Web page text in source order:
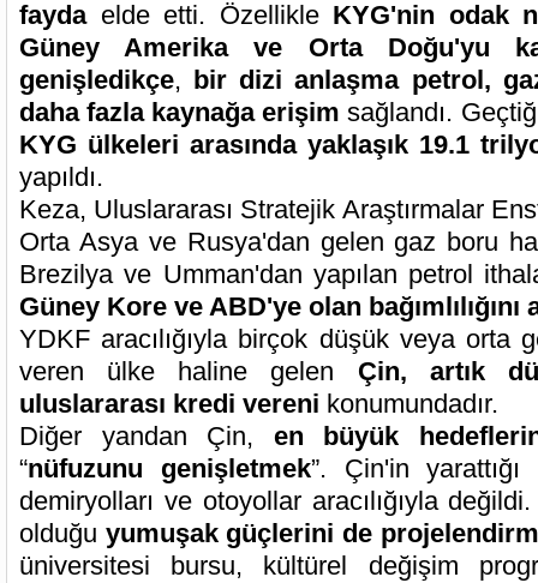
faydaelde etti. Özellikle KYG'nin odak
Güney Amerika ve Orta Doğu'yu
genişledikçe, bir dizi anlaşma petrol,
daha fazla kaynağa erişim sağlandı.
KYG ülkeleri arasında yaklaşık 19.1
yapıldı.
Keza, Uluslararası Stratejik Araştırmalar
Orta Asya ve Rusya'dan gelen gaz boru
Brezilya ve Umman'dan yapılan petrol
Güney Kore ve ABD'ye olan bağımlılığını
YDKF aracılığıyla birçok düşük veya orta
veren ülke haline gelen Çin, artık
uluslararası kredi vereni konumundadır.
Diğer yandan Çin, en büyük
“nüfuzunu genişletmek”. Çin'in yarattığı
demiryolları ve otoyollar aracılığıyla
olduğu yumuşak güçlerini de
üniversitesi bursu, kültürel değişim